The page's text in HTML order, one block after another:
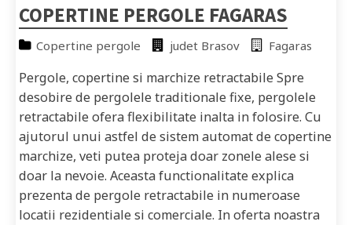
COPERTINE PERGOLE FAGARAS
Copertine pergole judet Brasov Fagaras
Pergole, copertine si marchize retractabile Spre
desobire de pergolele traditionale fixe, pergolele
retractabile ofera flexibilitate inalta in folosire. Cu
ajutorul unui astfel de sistem automat de copertine
marchize, veti putea proteja doar zonele alese si
doar la nevoie. Aceasta functionalitate explica
prezenta de pergole retractabile in numeroase
locatii rezidentiale si comerciale. In oferta noastra